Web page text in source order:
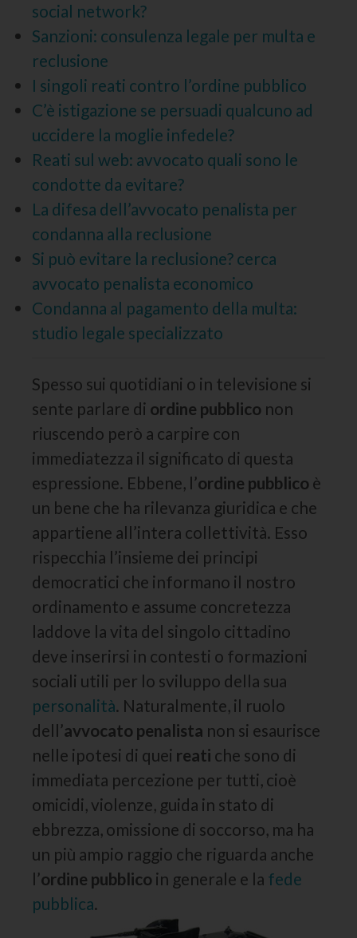
social network?
Sanzioni: consulenza legale per multa e
reclusione
I singoli reati contro l’ordine pubblico
C’è istigazione se persuadi qualcuno ad
uccidere la moglie infedele?
Reati sul web: avvocato quali sono le
condotte da evitare?
La difesa dell’avvocato penalista per
condanna alla reclusione
Si può evitare la reclusione? cerca
avvocato penalista economico
Condanna al pagamento della multa:
studio legale specializzato
Spesso sui quotidiani o in televisione si
sente parlare di ordine pubblico non
riuscendo però a carpire con
immediatezza il significato di questa
espressione. Ebbene, l’ordine pubblico è
un bene che ha rilevanza giuridica e che
appartiene all’intera collettività. Esso
rispecchia l’insieme dei principi
democratici che informano il nostro
ordinamento e assume concretezza
laddove la vita del singolo cittadino
deve inserirsi in contesti o formazioni
sociali utili per lo sviluppo della sua
personalità. Naturalmente, il ruolo
dell’avvocato penalista non si esaurisce
nelle ipotesi di quei reati che sono di
immediata percezione per tutti, cioè
omicidi, violenze, guida in stato di
ebbrezza, omissione di soccorso, ma ha
un più ampio raggio che riguarda anche
l’ordine pubblico in generale e la fede
pubblica.